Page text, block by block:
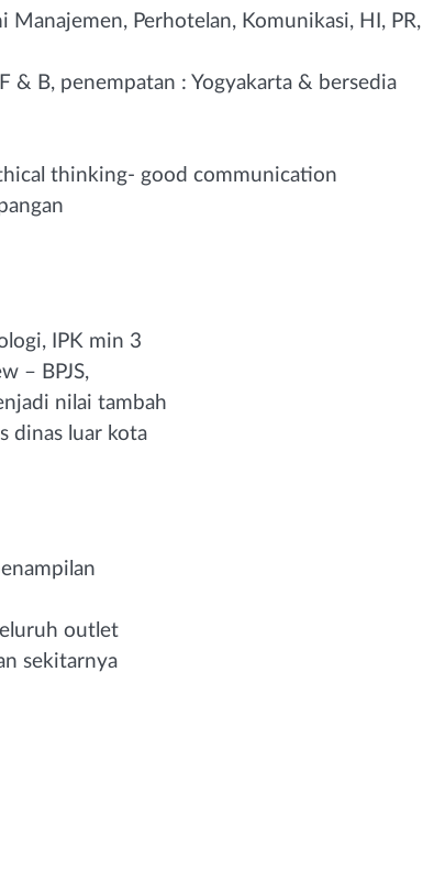
Manajemen, Perhotelan, Komunikasi, HI, PR,
& B, penempatan : Yogyakarta & bersedia
thinking- good communication
IPK min 3
– BPJS,
nilai tambah
dinas luar kota
outlet
sekitarnya